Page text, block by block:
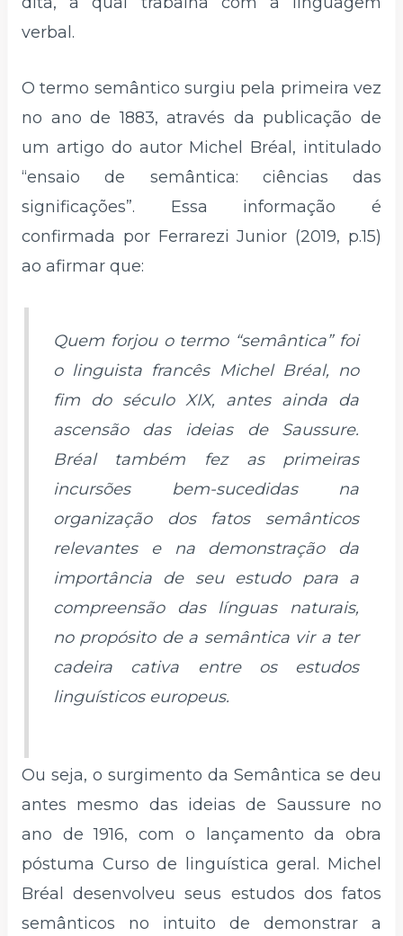
verbal.
O termo semântico surgiu pela primeira vez
no ano de 1883, através da publicação de
um artigo do autor Michel Bréal, intitulado
“ensaio de semântica: ciências das
significações”. Essa informação é
confirmada por Ferrarezi Junior (2019, p.15)
ao afirmar que:
Quem forjou o termo “semântica” foi
o linguista francês Michel Bréal, no
fim do século XIX, antes ainda da
ascensão das ideias de Saussure.
Bréal também fez as primeiras
incursões bem-sucedidas na
organização dos fatos semânticos
relevantes e na demonstração da
importância de seu estudo para a
compreensão das línguas naturais,
no propósito de a semântica vir a ter
cadeira cativa entre os estudos
linguísticos europeus.
Ou seja, o surgimento da Semântica se deu
antes mesmo das ideias de Saussure no
ano de 1916, com o lançamento da obra
póstuma Curso de linguística geral. Michel
Bréal desenvolveu seus estudos dos fatos
semânticos no intuito de demonstrar a